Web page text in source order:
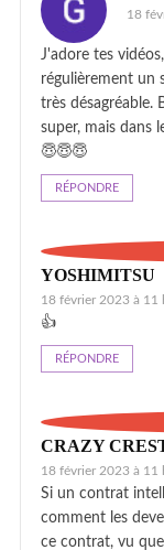
18
J'adore tes
régulièrement un
très désagréable.
super, mais dans
😇😇😇
RÉPONDRE
YOSHIMITSU
18 février 2023 à 11
👍
RÉPONDRE
CRAZY
18 février 2023 à 11
Si un contrat
comment les
ce contrat, vu